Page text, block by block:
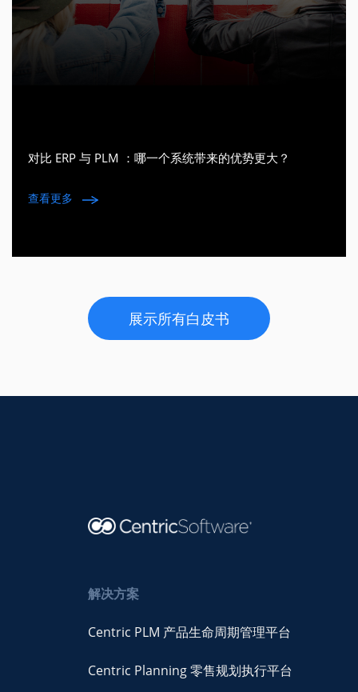
对比 ERP 与 PLM ：哪一个系统带来的优势更大？
查看更多
展示所有白皮书
解决方案
Centric PLM 产品生命周期管理平台
Centric Planning 零售规划执行平台